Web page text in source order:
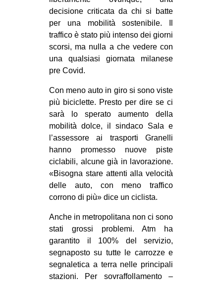
decisione criticata da chi si batte
per una mobilità sostenibile. Il
traffico è stato più intenso dei giorni
scorsi, ma nulla a che vedere con
una qualsiasi giornata milanese
pre Covid.
Con meno auto in giro si sono viste
più biciclette. Presto per dire se ci
sarà lo sperato aumento della
mobilità dolce, il sindaco Sala e
l’assessore ai trasporti Granelli
hanno promesso nuove piste
ciclabili, alcune già in lavorazione.
«Bisogna stare attenti alla velocità
delle auto, con meno traffico
corrono di più» dice un ciclista.
Anche in metropolitana non ci sono
stati grossi problemi. Atm ha
garantito il 100% del servizio,
segnaposto su tutte le carrozze e
segnaletica a terra nelle principali
stazioni. Per sovraffollamento –